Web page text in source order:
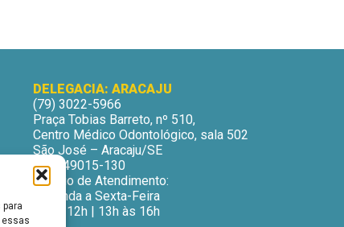
essas
DELEGACIA: ARACAJU
(79) 3022-5966
Praça Tobias Barreto, nº 510,
Centro Médico Odontológico, sala 502
São José – Aracaju/SE
CEP: 49015-130
Horário de Atendimento:
Segunda a Sexta-Feira
9h às 12h | 13h às 16h